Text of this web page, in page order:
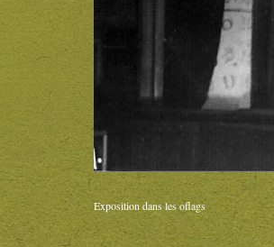
Exposition dans les oflags